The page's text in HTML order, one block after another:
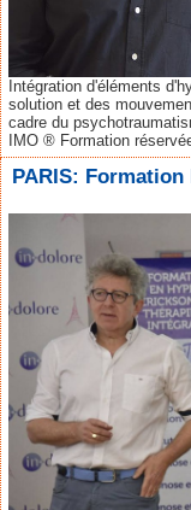
Intégration d'éléments
solution et des
cadre du
IMO ® Formation réservée
PARIS: